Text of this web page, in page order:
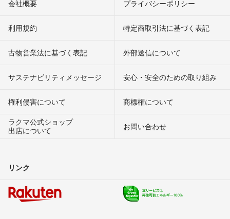
会社概要 プライバシーポリシー
利用規約 特定商取引法に基づく表記
古物営業法に基づく表記 外部送信について
サステナビリティメッセージ 安心・安全のための取り組み
権利侵害について
商標権について
ラクマ公式ショップ
出店について
お問い合わせ
リンク